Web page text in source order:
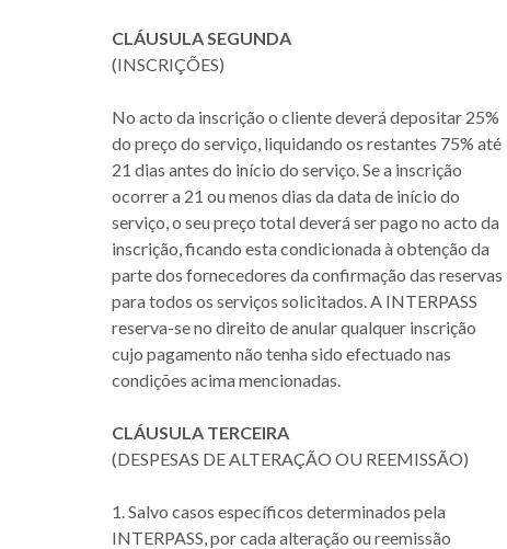
CLÁUSULA SEGUNDA
(INSCRIÇÕES)
No acto da inscrição o cliente deverá depositar 25%
do preço do serviço, liquidando os restantes 75% até
21 dias antes do início do serviço. Se a inscrição
ocorrer a 21 ou menos dias da data de início do
serviço, o seu preço total deverá ser pago no acto da
inscrição, ficando esta condicionada à obtenção da
parte dos fornecedores da confirmação das reservas
para todos os serviços solicitados. A INTERPASS
reserva-se no direito de anular qualquer inscrição
cujo pagamento não tenha sido efectuado nas
condições acima mencionadas.
CLÁUSULA TERCEIRA
(DESPESAS DE ALTERAÇÃO OU REEMISSÃO)
1. Salvo casos específicos determinados pela
INTERPASS, por cada alteração ou reemissão